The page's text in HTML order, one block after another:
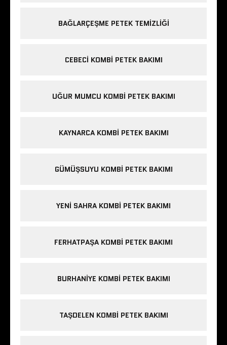
BAĞLARÇEŞME PETEK TEMIZLIĞI
CEBECI KOMBI PETEK BAKIMI
UĞUR MUMCU KOMBI PETEK BAKIMI
KAYNARCA KOMBI PETEK BAKIMI
GÜMÜŞSUYU KOMBI PETEK BAKIMI
YENI SAHRA KOMBI PETEK BAKIMI
FERHATPAŞA KOMBI PETEK BAKIMI
BURHANIYE KOMBI PETEK BAKIMI
TAŞDELEN KOMBI PETEK BAKIMI